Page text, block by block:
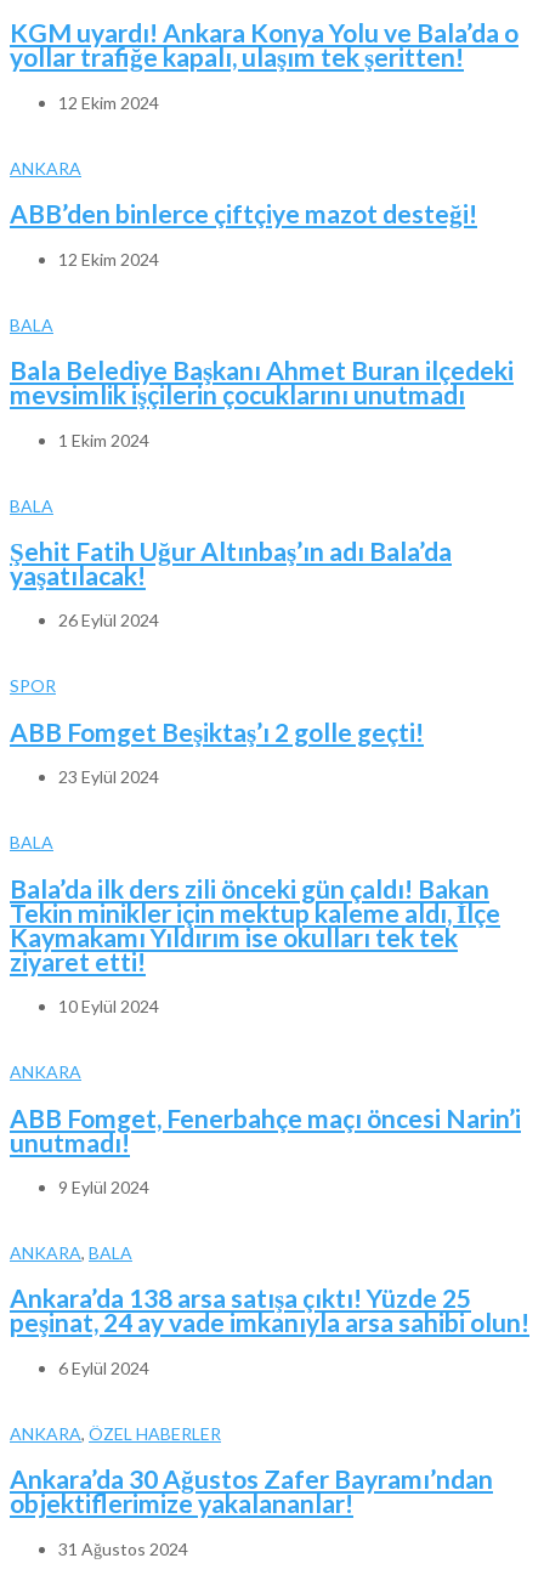
KGM uyardı! Ankara Konya Yolu ve Bala’da o
yollar trafiğe kapalı, ulaşım tek şeritten!
12 Ekim 2024
ANKARA
ABB’den binlerce çiftçiye mazot desteği!
12 Ekim 2024
BALA
Bala Belediye Başkanı Ahmet Buran ilçedeki
mevsimlik işçilerin çocuklarını unutmadı
1 Ekim 2024
BALA
Şehit Fatih Uğur Altınbaş’ın adı Bala’da
yaşatılacak!
26 Eylül 2024
SPOR
ABB Fomget Beşiktaş’ı 2 golle geçti!
23 Eylül 2024
BALA
Bala’da ilk ders zili önceki gün çaldı! Bakan
Tekin minikler için mektup kaleme aldı, İlçe
Kaymakamı Yıldırım ise okulları tek tek
ziyaret etti!
10 Eylül 2024
ANKARA
ABB Fomget, Fenerbahçe maçı öncesi Narin’i
unutmadı!
9 Eylül 2024
ANKARA, BALA
Ankara’da 138 arsa satışa çıktı! Yüzde 25
peşinat, 24 ay vade imkanıyla arsa sahibi olun!
6 Eylül 2024
ANKARA, ÖZEL HABERLER
Ankara’da 30 Ağustos Zafer Bayramı’ndan
objektiflerimize yakalananlar!
31 Ağustos 2024